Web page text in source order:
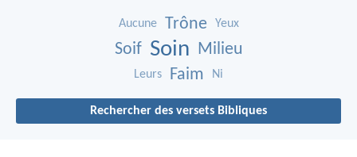
Aucune Trône Yeux
Soif Soin Milieu
Leurs Faim Ni
Rechercher des versets Bibliques